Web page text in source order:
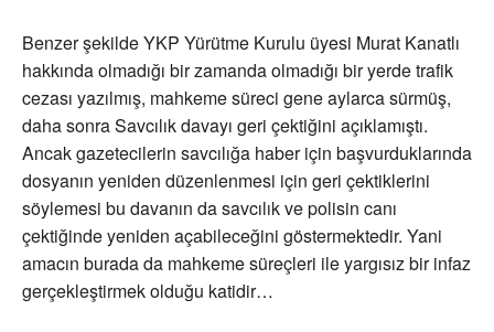
Benzer şekilde YKP Yürütme Kurulu üyesi Murat Kanatlı
hakkında olmadığı bir zamanda olmadığı bir yerde trafik
cezası yazılmış, mahkeme süreci gene aylarca sürmüş,
daha sonra Savcılık davayı geri çektiğini açıklamıştı.
Ancak gazetecilerin savcılığa haber için başvurduklarında
dosyanın yeniden düzenlenmesi için geri çektiklerini
söylemesi bu davanın da savcılık ve polisin canı
çektiğinde yeniden açabileceğini göstermektedir. Yani
amacın burada da mahkeme süreçleri ile yargısız bir infaz
gerçekleştirmek olduğu katidir…